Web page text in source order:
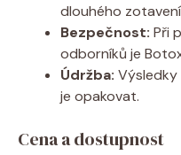
dlouhého
Bezpečnost: Při
odborníků je
Údržba: Výsledky
je opakovat.
Cena a dostupnost